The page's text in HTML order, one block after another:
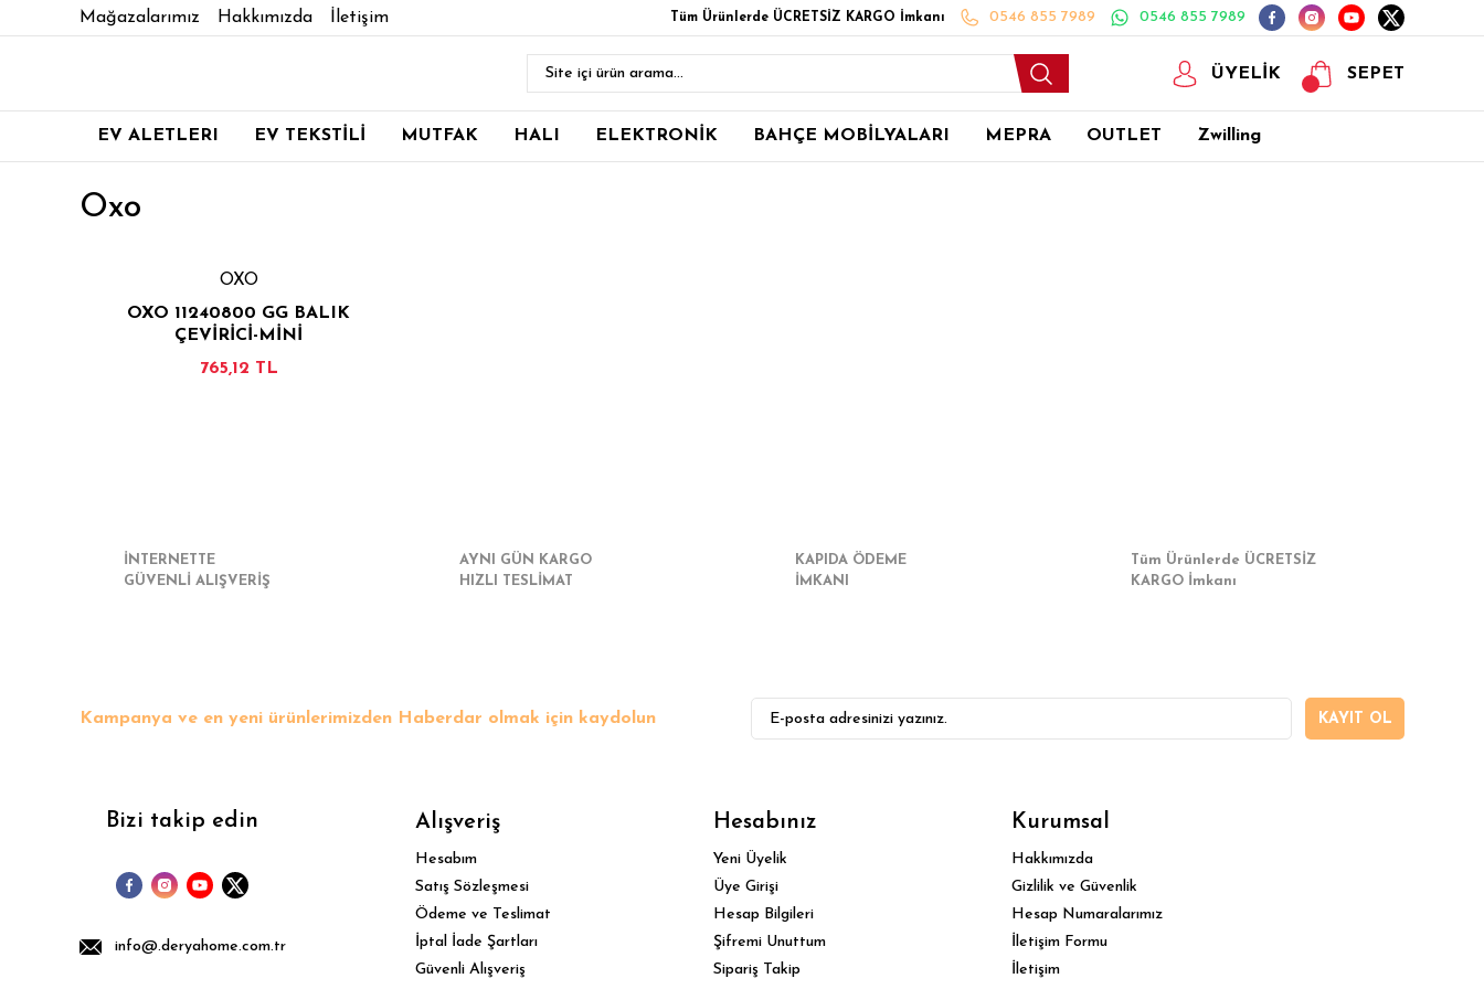
Mağazalarımız Hakkımızda İletişim Tüm Ürünlerde ÜCRETSİZ KARGO İmkanı 0546 855 7989 0546 855 7989
ÜYELİK SEPET
EV ALETLERI EV TEKSTİLİ MUTFAK HALI ELEKTRONİK BAHÇE MOBİLYALARI MEPRA OUTLET Zwilling
Oxo
OXO
OXO 11240800 GG BALIK
ÇEVİRİCİ-MİNİ
765,12 TL
İNTERNETTE
GÜVENLİ ALIŞVERİŞ
AYNI GÜN KARGO
HIZLI TESLİMAT
KAPIDA ÖDEME
İMKANI
Tüm Ürünlerde ÜCRETSİZ
KARGO İmkanı
Kampanya ve en yeni ürünlerimizden Haberdar olmak için kaydolun KAYIT OL
Bizi takip edin
info@.deryahome.com.tr
Alışveriş
Hesabım
Satış Sözleşmesi
Ödeme ve Teslimat
İptal İade Şartları
Güvenli Alışveriş
Hesabınız
Yeni Üyelik
Üye Girişi
Hesap Bilgileri
Şifremi Unuttum
Sipariş Takip
Kurumsal
Hakkımızda
Gizlilik ve Güvenlik
Hesap Numaralarımız
İletişim Formu
İletişim